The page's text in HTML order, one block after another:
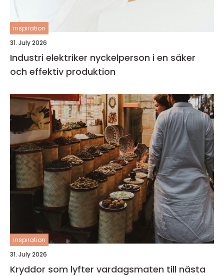
inspiration
31. July 2026
Industri elektriker nyckelperson i en säker
och effektiv produktion
inspiration
31. July 2026
Kryddor som lyfter vardagsmaten till nästa